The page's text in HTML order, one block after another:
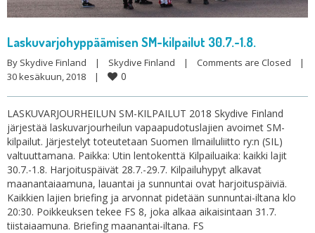
Laskuvarjohyppäämisen SM-kilpailut 30.7.-1.8.
By Skydive Finland | Skydive Finland | Comments are Closed
|
30 kesäkuun, 2018
| 0
LASKUVARJOURHEILUN SM-KILPAILUT 2018 Skydive Finland
järjestää laskuvarjourheilun vapaapudotuslajien avoimet SM-
kilpailut. Järjestelyt toteutetaan Suomen Ilmailuliitto ry:n (SIL)
valtuuttamana. Paikka: Utin lentokenttä Kilpailuaika: kaikki lajit
30.7.-1.8. Harjoituspäivät 28.7.-29.7. Kilpailuhypyt alkavat
maanantaiaamuna, lauantai ja sunnuntai ovat harjoituspäiviä.
Kaikkien lajien briefing ja arvonnat pidetään sunnuntai-iltana klo
20:30. Poikkeuksen tekee FS 8, joka alkaa aikaisintaan 31.7.
tiistaiaamuna. Briefing maanantai-iltana. FS